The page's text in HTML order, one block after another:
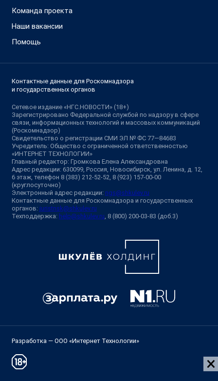
Команда проекта
Наши вакансии
Помощь
Контактные данные для Роскомнадзора
и государственных органов
Сетевое издание «НГС.НОВОСТИ» (18+)
Зарегистрировано Федеральной службой по надзору в сфере
связи, информационных технологий и массовых коммуникаций
(Роскомнадзор)
Свидетельство о регистрации СМИ ЭЛ № ФС 77—84683
Учредитель: Общество с ограниченной ответственностью
«ИНТЕРНЕТ ТЕХНОЛОГИИ»
Главный редактор: Громкова Елена Александровна
Адрес редакции: 630099, Россия, Новосибирск, ул. Ленина, д. 12,
6 этаж, телефон 8 (383) 212-52-52, 8 (923) 157-00-00
(круглосуточно)
Электронный адрес редакции: ngs@shkulev.ru
Контактные данные для Роскомнадзора и государственных
органов: juristnsk@shkulev.ru
Техподдержка: help@shkulev.ru , 8 (800) 200-03-83 (доб.3)
Разработка — ООО «Интернет Технологии»